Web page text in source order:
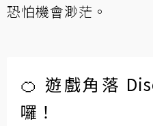
恐怕機會渺茫。
🍊 遊戲角落
囉！